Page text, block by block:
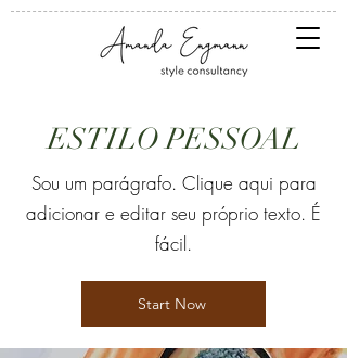
ESTILO PESSOAL
Sou um parágrafo. Clique aqui para
adicionar e editar seu próprio texto. É
fácil.
Start Now